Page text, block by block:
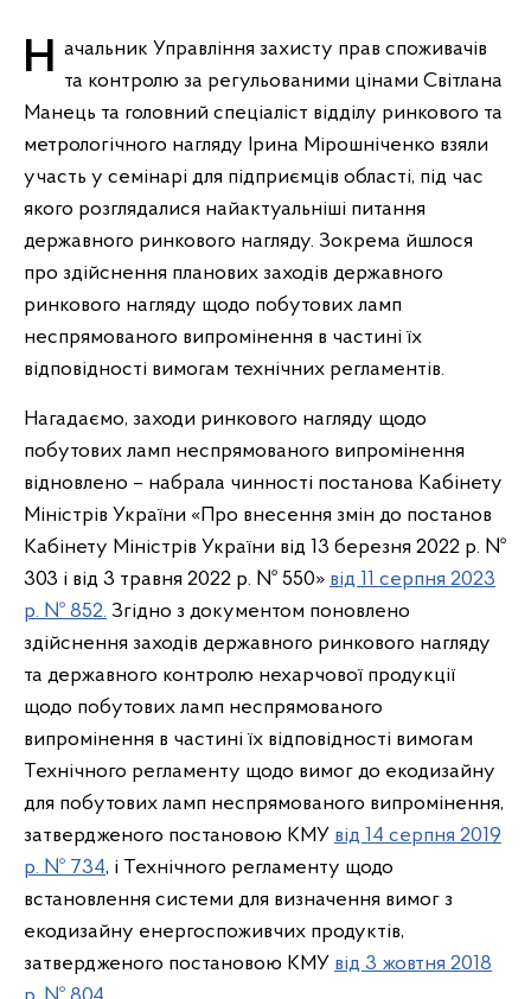
Начальник Управління захисту прав споживачів та контролю за регульованими цінами Світлана
Манець та головний спеціаліст відділу ринкового та
метрологічного нагляду Ірина Мірошніченко взяли
участь у семінарі для підприємців області, під час
якого розглядалися найактуальніші питання
державного ринкового нагляду. Зокрема йшлося
про здійснення планових заходів державного
ринкового нагляду щодо побутових ламп
неспрямованого випромінення в частині їх
відповідності вимогам технічних регламентів.
Нагадаємо, заходи ринкового нагляду щодо
побутових ламп неспрямованого випромінення
відновлено – набрала чинності постанова Кабінету
Міністрів України «Про внесення змін до постанов
Кабінету Міністрів України від 13 березня 2022 р. №
303 і від 3 травня 2022 р. № 550» від 11 серпня 2023
р. № 852. Згідно з документом поновлено
здійснення заходів державного ринкового нагляду
та державного контролю нехарчової продукції
щодо побутових ламп неспрямованого
випромінення в частині їх відповідності вимогам
Технічного регламенту щодо вимог до екодизайну
для побутових ламп неспрямованого випромінення,
затвердженого постановою КМУ від 14 серпня 2019
р. № 734, і Технічного регламенту щодо
встановлення системи для визначення вимог з
екодизайну енергоспоживчих продуктів,
затвердженого постановою КМУ від 3 жовтня 2018